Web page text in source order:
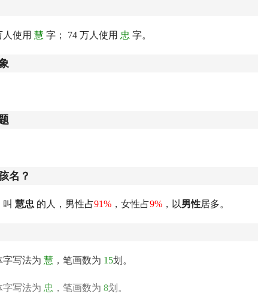
使用 慧 字； 74 万人使用 忠 字。
名？
慧忠 的人，男性占91% ，女性占9% ，以男性居多。
字写法为 慧 ，笔画数为 15划。
字写法为 忠 ，笔画数为 8划。